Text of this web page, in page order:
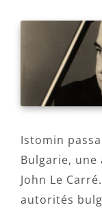
Istomin
Bulgarie, une
John Le
autorités